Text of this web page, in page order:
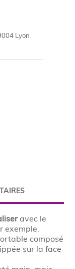
Lyon
avec le
exemple.
composé
sur la face